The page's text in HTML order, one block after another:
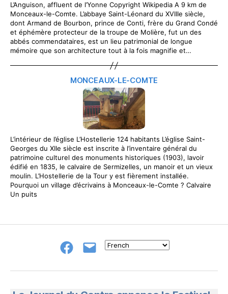
L’Anguison, affluent de l’Yonne Copyright Wikipedia A 9 km de
Monceaux-le-Comte. L’abbaye Saint-Léonard du XVIIIe siècle,
dont Armand de Bourbon, prince de Conti, frère du Grand Condé
et éphémère protecteur de la troupe de Molière, fut un des
abbés commendataires, est un lieu patrimonial de longue
mémoire que son architecture tout à la fois magnifie et…
MONCEAUX-LE-COMTE
L’intérieur de l’église L’Hostellerie 124 habitants L’église Saint-
Georges du XIIe siècle est inscrite à l’inventaire général du
patrimoine culturel des monuments historiques (1903), lavoir
édifié en 1835, le calvaire de Sermizelles, un manoir et un vieux
moulin. L’Hostellerie de la Tour y est fièrement installée.
Pourquoi un village d’écrivains à Monceaux-le-Comte ? Calvaire
Un puits
Groupe
NeL
E-
à